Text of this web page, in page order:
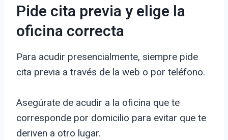
Pide cita previa y elige la
oficina correcta
Para acudir presencialmente, siempre pide
cita previa a través de la web o por teléfono.
Asegúrate de acudir a la oficina que te
corresponde por domicilio para evitar que te
deriven a otro lugar.